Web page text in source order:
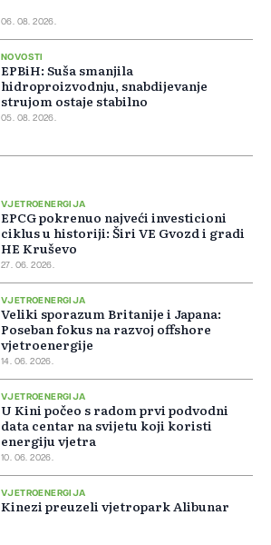
06. 08. 2026.
NOVOSTI
EPBiH: Suša smanjila
hidroproizvodnju, snabdijevanje
strujom ostaje stabilno
05. 08. 2026.
VJETROENERGIJA
EPCG pokrenuo najveći investicioni
ciklus u historiji: Širi VE Gvozd i gradi
HE Kruševo
27. 06. 2026.
VJETROENERGIJA
Veliki sporazum Britanije i Japana:
Poseban fokus na razvoj offshore
vjetroenergije
14. 06. 2026.
VJETROENERGIJA
U Kini počeo s radom prvi podvodni
data centar na svijetu koji koristi
energiju vjetra
10. 06. 2026.
VJETROENERGIJA
Kinezi preuzeli vjetropark Alibunar